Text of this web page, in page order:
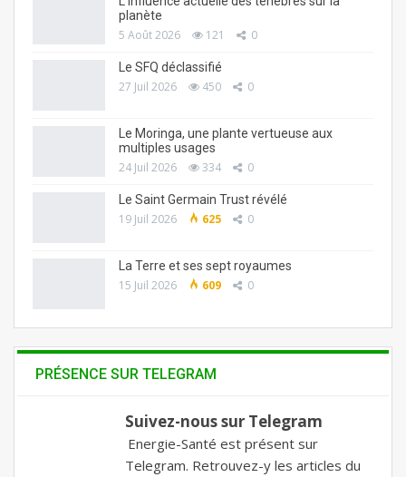
planète
5 Août 2026 121 0
Le SFQ déclassifié
27 Juil 2026 450 0
Le Moringa, une plante vertueuse aux
multiples usages
24 Juil 2026 334 0
Le Saint Germain Trust révélé
19 Juil 2026 625 0
La Terre et ses sept royaumes
15 Juil 2026 609 0
PRÉSENCE SUR TELEGRAM
Suivez-nous sur Telegram
Energie-Santé est présent sur
Telegram. Retrouvez-y les articles du